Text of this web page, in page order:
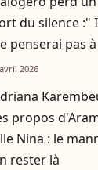
du silence :"
penserai pas
2026
propos
Nina : le
rester là